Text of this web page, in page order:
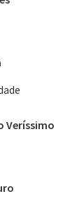
Veríssimo